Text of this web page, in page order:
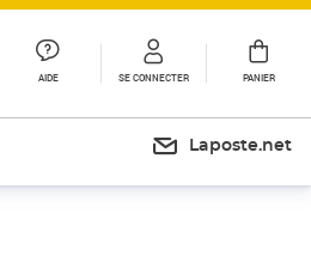
AIDE SE CONNECTER PANIER
Laposte.net